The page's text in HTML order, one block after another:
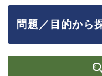
問題／目的から